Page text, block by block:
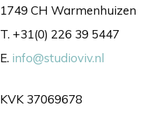
1749 CH Warmenhuizen
T. +31(0) 226 39 5447
E. info@studioviv.nl
KVK 37069678